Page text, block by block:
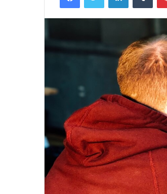
göndermek